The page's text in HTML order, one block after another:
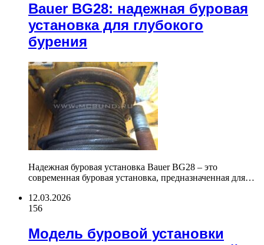
Bauer BG28: надежная буровая
установка для глубокого
бурения
Надежная буровая установка Bauer BG28 – это
современная буровая установка, предназначенная для…
12.03.2026
156
Модель буровой установки